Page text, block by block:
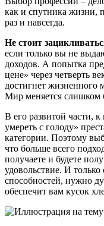
как и спутника жизни,
раз и навсегда.
Не стоит
если только вы не
доходов. А попытка
цене» через четверть
достигнет жизненного
Мир меняется слишком
В его развитой части,
умереть с голоду»
категории. Поэтому
что больше всего
получаете и будете
удовольствие. И
способностей, нужно
обеспечит вам кусок